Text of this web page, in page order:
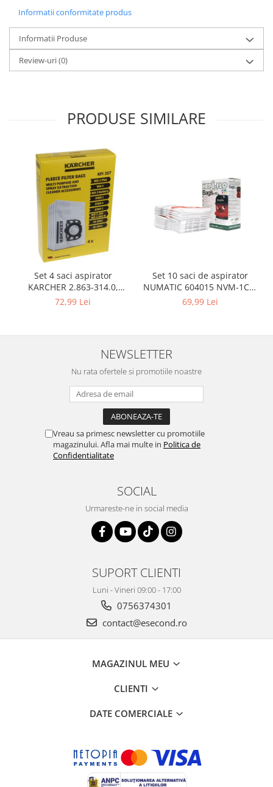
Maternitate
Accesorii animale de companie
Acvaristica
Castroane si adapatori animale
PC, Periferice & Software
Componente PC
Desktop PC & Monitoare
Imprimante, Scanere &
Consumabile
Periferice PC
Retelistica & Supraveghere
Servere, Componente & UPS
Telecomenzi garaj
Sport & Activitati in aer liber
Accesorii antrenament
Sporturi acvatice
TV, Audio & Foto
Aparate Foto & Accesorii
Playere, Boxe & Casti
Informatii conformitate produs
Informatii Produse
Review-uri(0)
PRODUSE SIMILARE
Set 4 saci aspirator
KARCHER 2.863-314.0,
compatibil cu WD, KWD, SE
72,99 Lei
Set 10 saci de aspirator
NUMATIC 604015 NVM-1CH,
9L
69,99 Lei
NEWSLETTER
Nu rata ofertele si promotiile noastre
Vreau sa primesc newsletter cu promotiile
magazinului. Afla mai multe in Politica de
Confidentialitate
SOCIAL
Urmareste-ne in social media
SUPORT CLIENTI
Luni - Vineri 09:00 - 17:00
0756374301
contact@esecond.ro
MAGAZINUL MEU
CLIENTI
DATE COMERCIALE